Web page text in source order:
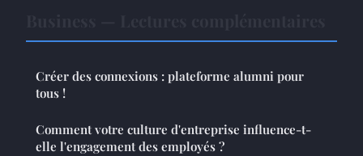
Créer des connexions : plateforme alumni pour
tous !
Comment votre culture d'entreprise influence-t-
elle l'engagement des employés ?